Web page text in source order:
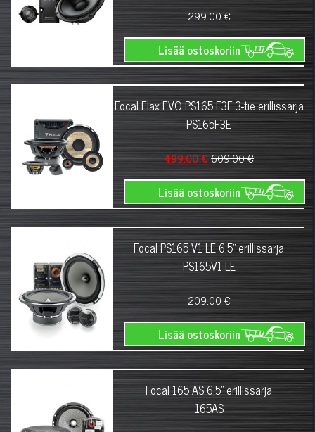
299.00 €
Lisää ostoskoriin
Focal Flax EVO PS165 F3E 3-tie erillissarja
PS165F3E
499.00 €609.00 €
Lisää ostoskoriin
Focal PS165 V1 LE 6,5" erillissarja
PS165V1 LE
209.00 €
Lisää ostoskoriin
Focal 165 AS 6,5" erillissarja
165AS